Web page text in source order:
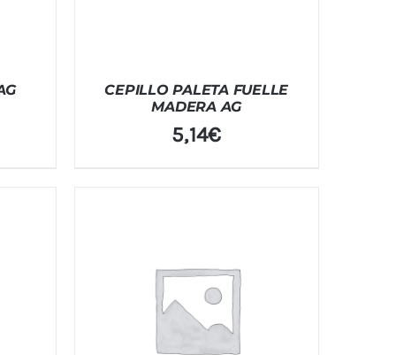
CEPILLO PALETA FUELLE
MADERA AG
5,14€